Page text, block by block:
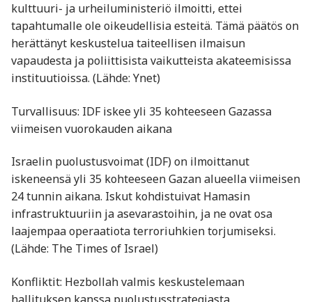
kulttuuri- ja urheiluministeriö ilmoitti, ettei
tapahtumalle ole oikeudellisia esteitä. Tämä päätös on
herättänyt keskustelua taiteellisen ilmaisun
vapaudesta ja poliittisista vaikutteista akateemisissa
instituutioissa. (Lähde: Ynet)
Turvallisuus: IDF iskee yli 35 kohteeseen Gazassa
viimeisen vuorokauden aikana
Israelin puolustusvoimat (IDF) on ilmoittanut
iskeneensä yli 35 kohteeseen Gazan alueella viimeisen
24 tunnin aikana. Iskut kohdistuivat Hamasin
infrastruktuuriin ja asevarastoihin, ja ne ovat osa
laajempaa operaatiota terroriuhkien torjumiseksi.
(Lähde: The Times of Israel)
Konfliktit: Hezbollah valmis keskustelemaan